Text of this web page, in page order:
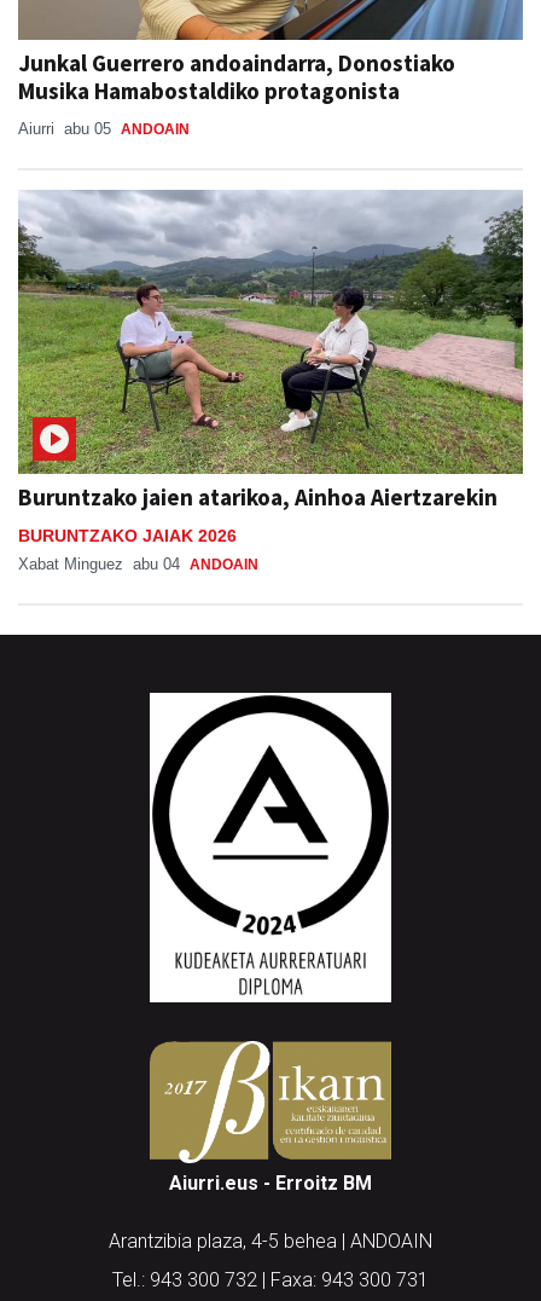
Junkal Guerrero andoaindarra, Donostiako
Musika Hamabostaldiko protagonista
Aiurri abu 05 ANDOAIN
Buruntzako jaien atarikoa, Ainhoa Aiertzarekin
BURUNTZAKO JAIAK 2026
Xabat Minguez abu 04 ANDOAIN
Aiurri.eus - Erroitz BM
Arantzibia plaza, 4-5 behea | ANDOAIN
Tel.: 943 300 732 | Faxa: 943 300 731